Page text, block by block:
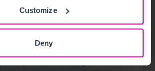
Customize
Deny
verstärkt das Team in